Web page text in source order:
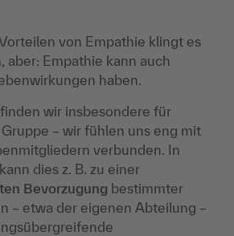
von Empathie klingt es
aber: Empathie kann auch
haben.
wir insbesondere für
– wir fühlen uns eng mit
verbunden. In
dies z. B. zu einer
Bevorzugung bestimmter
– etwa der eigenen Abteilung –
übergreifende